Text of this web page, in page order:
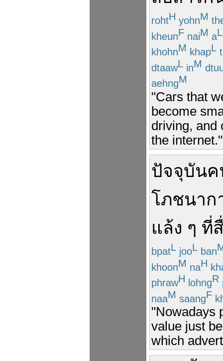
rohtH yohnM
kheunF naiM aL
khohnM khapL
dtaawL inM
aehngM
"Cars that
become
driving, and
the internet."
ปัจจุบัน
โภชนาก
แล้ง ๆ ที่
bpatL jooL ban
khoonM naH
phrawH lohngR
naaM saangF
"Nowadays
value just
which